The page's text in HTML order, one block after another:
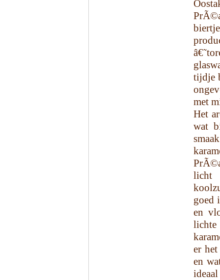
tijdje
met
Het
wat
licht
goed
en
er
en